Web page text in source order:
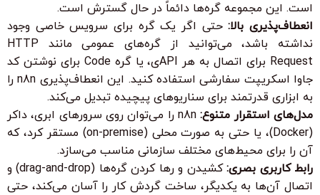
است. این مجموعه گره‌ها دائماً در حال گسترش است.
انعطاف‌پذیری بالا:حتی اگر یک گره برای سرویس خاصی وجود
نداشته باشد، می‌توانید از گره‌های عمومی مانند HTTP
Request برای اتصال به هر APIی، یا گره Code برای نوشتن کد
جاوا اسکریپت سفارشی استفاده کنید. این انعطاف‌پذیری n8n را
به ابزاری قدرتمند برای سناریوهای پیچیده تبدیل می‌کند.
مدل‌های استقرار متنوع:
n8n را می‌توان روی سرورهای ابری، داکر
(Docker)، یا حتی به صورت محلی (on-premise) مستقر کرد، که
آن را برای محیط‌های مختلف سازمانی مناسب می‌سازد.
رابط کاربری بصری:
کشیدن و رها کردن گره‌ها (drag-and-drop) و
اتصال آن‌ها به یکدیگر، ساخت گردش کار را آسان می‌کند، حتی